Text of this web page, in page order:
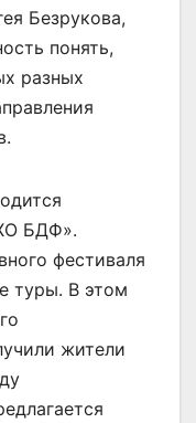
Безрукова,
понять,
разных
БДФ».
фестиваля
туры. В этом
жители